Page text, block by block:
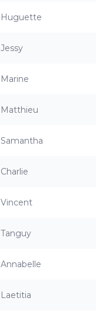
Huguette
Jessy
Marine
Matthieu
Samantha
Charlie
Vincent
Tanguy
Annabelle
Laetitia